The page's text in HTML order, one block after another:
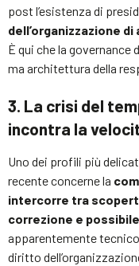
post l’esistenza di
dell’organizzazione
È qui che la
ma architettura della
3. La crisi del
incontra la
Uno dei profili più
recente concerne la
intercorre tra
correzione e
apparentemente
diritto